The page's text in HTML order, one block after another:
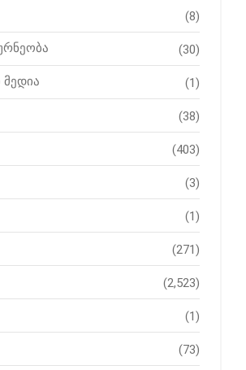
(8)
(30)
(1)
(38)
(403)
(3)
(1)
(271)
(2,523)
(1)
(73)